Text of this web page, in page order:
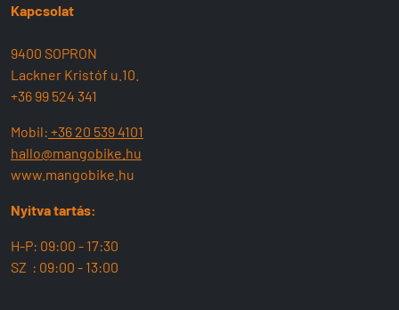
Kapcsolat
9400 SOPRON
Lackner Kristóf u.10.
+36 99 524 341
Mobil: +36 20 539 4101
hallo@mangobike.hu
www.mangobike.hu
Nyitva tartás:
H-P: 09:00 - 17:30
SZ : 09:00 - 13:00